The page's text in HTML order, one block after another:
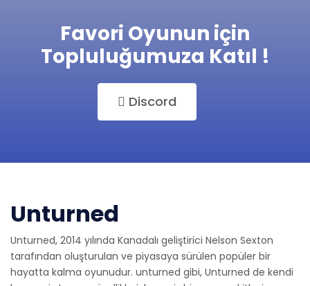
Favori Oyunun için
Topluluğumuza Katıl !
Discord
Unturned
Unturned, 2014 yılında Kanadalı geliştirici Nelson Sexton
tarafından oluşturulan ve piyasaya sürülen popüler bir
hayatta kalma oyunudur. unturned gibi, Unturned de kendi